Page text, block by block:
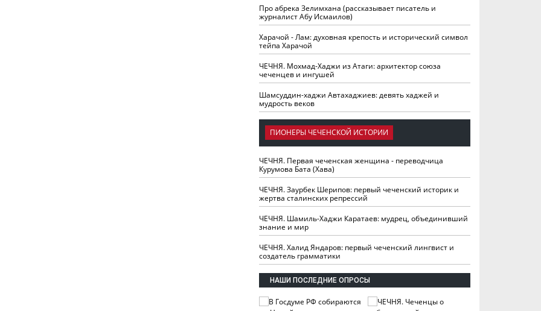
Про абрека Зелимхана (рассказывает писатель и
журналист Абу Исмаилов)
Харачой - Лам: духовная крепость и исторический символ
тейпа Харачой
ЧЕЧНЯ. Мохмад-Хаджи из Атаги: архитектор союза
чеченцев и ингушей
Шамсуддин-хаджи Автахаджиев: девять хаджей и
мудрость веков
ПИОНЕРЫ ЧЕЧЕНСКОЙ ИСТОРИИ
ЧЕЧНЯ. Первая чеченская женщина - переводчица
Курумова Бата (Хава)
ЧЕЧНЯ. Заурбек Шерипов: первый чеченский историк и
жертва сталинских репрессий
ЧЕЧНЯ. Шамиль-Хаджи Каратаев: мудрец, объединивший
знание и мир
ЧЕЧНЯ. Халид Яндаров: первый чеченский лингвист и
создатель грамматики
НАШИ ПОСЛЕДНИЕ ОПРОСЫ